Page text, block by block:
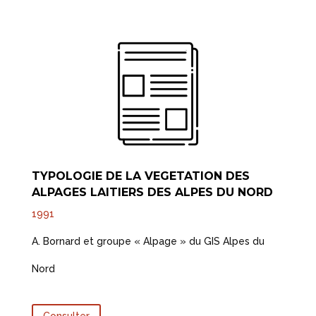
TYPOLOGIE DE LA VEGETATION DES
ALPAGES LAITIERS DES ALPES DU NORD
1991
A. Bornard et groupe « Alpage » du GIS Alpes du
Nord